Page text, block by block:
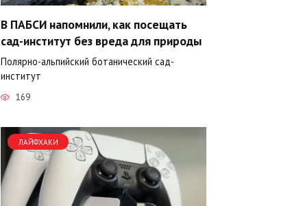
В ПАБСИ напомнили, как посещать
сад-институт без вреда для природы
Полярно-альпийский ботанический сад-
институт
169
ЛАЙФХАКИ